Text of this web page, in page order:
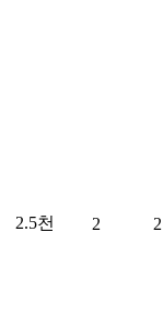
2.5천 2 2